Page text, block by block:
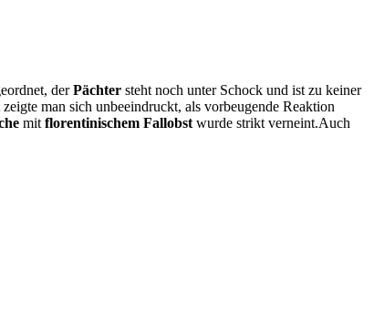
derPächter steht noch unter Schock und ist zu keiner
man sich unbeeindruckt, als vorbeugende Reaktion
mit florentinischem Fallobst wurde strikt verneint.Auch